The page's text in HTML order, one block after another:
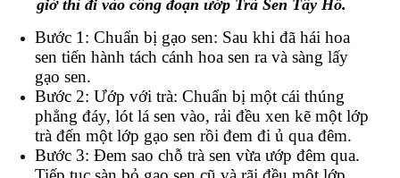
giờ thì đi vào công đoạn ướp Trà Sen Tây Hồ.
Bước 1: Chuẩn bị gạo sen: Sau khi đã hái hoa
sen tiến hành tách cánh hoa sen ra và sàng lấy
gạo sen.
Bước 2: Ướp với trà: Chuẩn bị một cái thúng
phẳng đáy, lót lá sen vào, rải đều xen kẽ một lớp
trà đến một lớp gạo sen rồi đem đi ủ qua đêm.
Bước 3: Đem sao chỗ trà sen vừa ướp đêm qua.